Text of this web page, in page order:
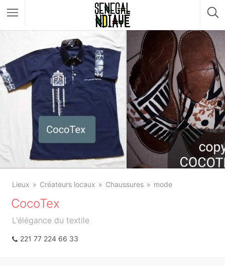
Lieux Créateurs locaux Chaussures mode
CocoTex
L'élégance du textile
221 77 224 66 33